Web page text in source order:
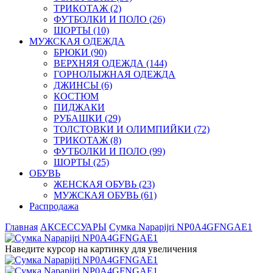
ТРИКОТАЖ (2)
ФУТБОЛКИ И ПОЛО (26)
ШОРТЫ (10)
МУЖСКАЯ ОДЕЖДА
БРЮКИ (90)
ВЕРХНЯЯ ОДЕЖДА (144)
ГОРНОЛЫЖНАЯ ОДЕЖДА
ДЖИНСЫ (6)
КОСТЮМ
ПИДЖАКИ
РУБАШКИ (29)
ТОЛСТОВКИ И ОЛИМПИЙКИ (72)
ТРИКОТАЖ (8)
ФУТБОЛКИ И ПОЛО (99)
ШОРТЫ (25)
ОБУВЬ
ЖЕНСКАЯ ОБУВЬ (23)
МУЖСКАЯ ОБУВЬ (61)
Распродажа
Главная АКСЕССУАРЫ Сумка Napapijri NP0A4GFNGAE1
Наведите курсор на картинку для увеличения